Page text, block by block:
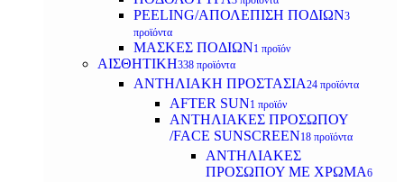
PEELING/ΑΠΟΛΕΠΙΣΗ ΠΟΔΙΩΝ3
προϊόντα
ΜΑΣΚΕΣ ΠΟΔΙΩΝ1 προϊόν
ΑΙΣΘΗΤΙΚΗ338 προϊόντα
ΑΝΤΗΛΙΑΚΗ ΠΡΟΣΤΑΣΙΑ24 προϊόντα
AFTER SUN1 προϊόν
ΑΝΤΗΛΙΑΚΕΣ ΠΡΟΣΩΠΟΥ
/FACE SUNSCREEN18 προϊόντα
ΑΝΤΗΛΙΑΚΕΣ
ΠΡΟΣΩΠΟΥ ΜΕ ΧΡΩΜΑ6